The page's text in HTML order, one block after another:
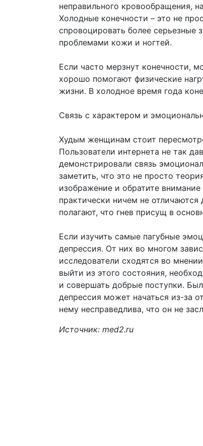
неправильного кровообращения,
Холодные конечности – это не
спровоцировать более серьезные
проблемами кожи и ногтей.
Если часто мерзнут конечности,
хорошо помогают физические
жизни. В холодное время года
Связь с характером и
Худым женщинам стоит
Пользователи интернета не так
демонстрировали связь
заметить, что это не просто
изображение и обратите
практически ничем не отличаются
полагают, что гнев присущ в
Если изучить самые пагубные
депрессия. От них во многом
исследователи сходятся во
выйти из этого состояния,
и совершать добрые поступки.
депрессия может начаться из-за
нему несправедлива, что он не
Источник: med2.ru